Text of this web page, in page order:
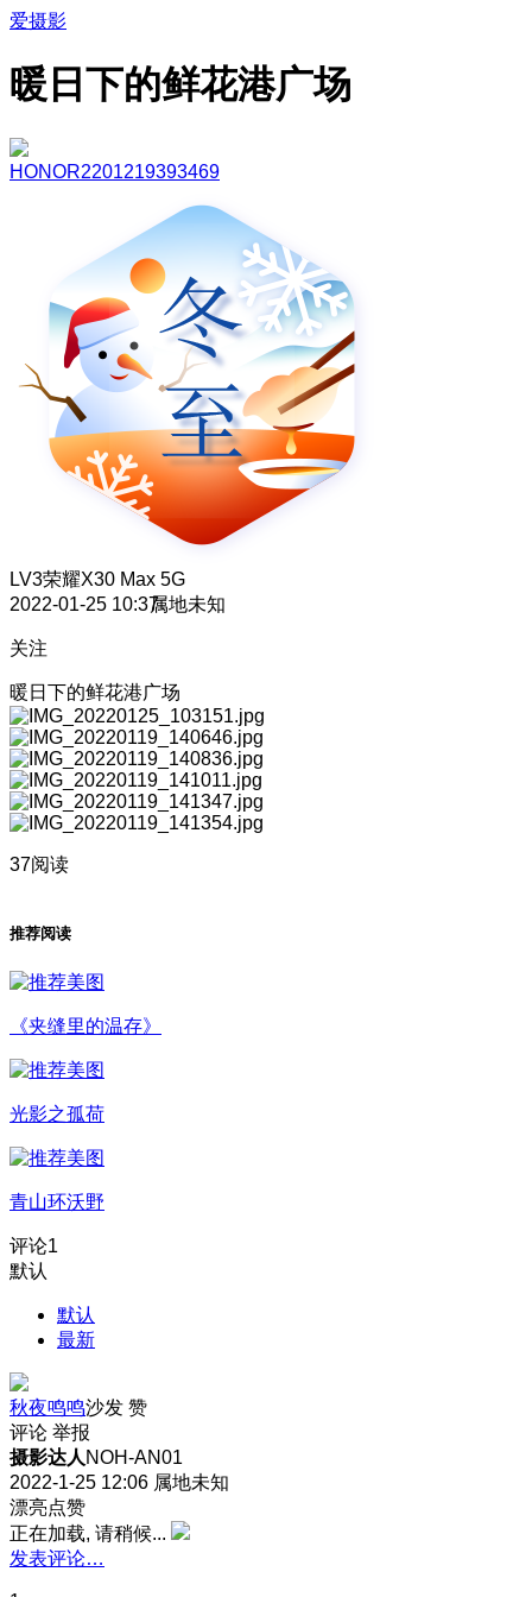
爱摄影
暖日下的鲜花港广场
HONOR2201219393469
LV3荣耀X30 Max 5G
2022-01-25 10:37属地未知
关注
暖日下的鲜花港广场
37阅读
推荐阅读
《夹缝里的温存》
光影之孤荷
青山环沃野
评论1
默认
默认
最新
秋夜鸣鸣沙发 赞
评论 举报
摄影达人 NOH-AN01
2022-1-25 12:06 属地未知
漂亮点赞
正在加载, 请稍候...
发表评论…